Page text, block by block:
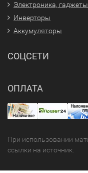
Электроника, гаджеты
Инверторы
Аккумуляторы
СОЦСЕТИ
ОПЛАТА
При использовании
ссылки на источник.